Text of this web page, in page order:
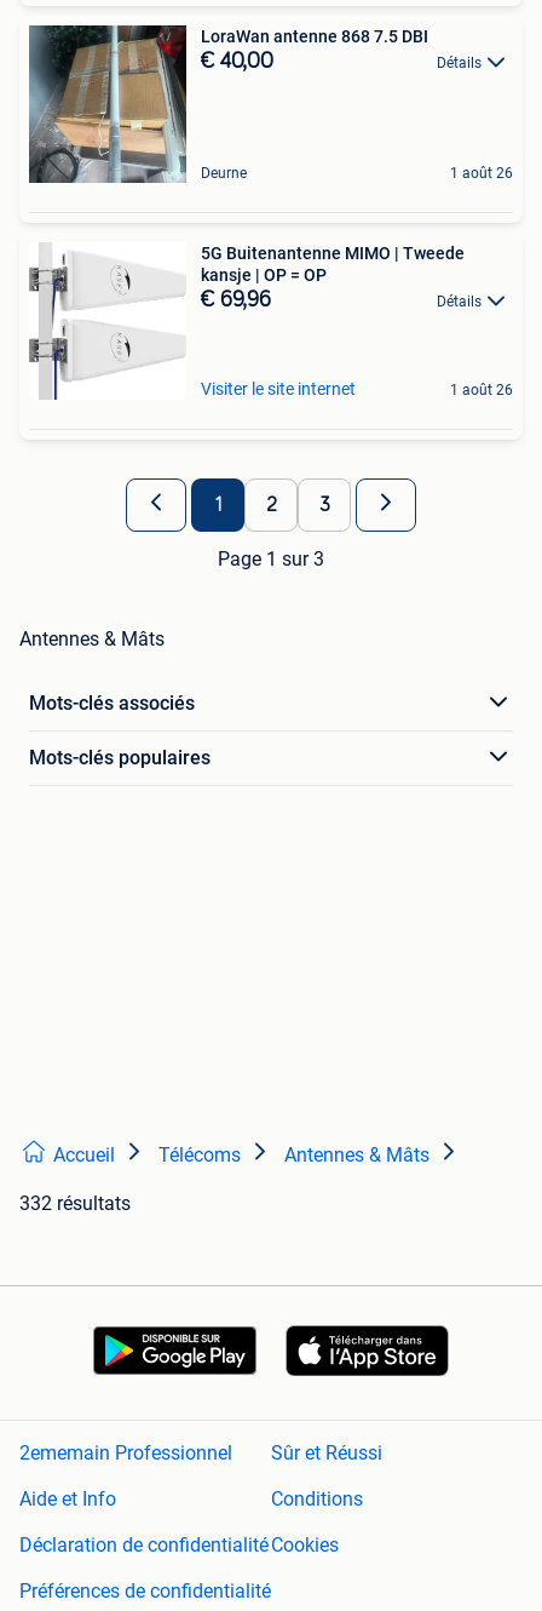
LoraWan antenne 868 7.5 DBI
€ 40,00 Détails
Deurne 1 août 26
5G Buitenantenne MIMO | Tweede
kansje | OP = OP
€ 69,96 Détails
Visiter le site internet 1 août 26
1 2 3
Page 1 sur 3
Antennes & Mâts
Mots-clés associés
Mots-clés populaires
Accueil Télécoms Antennes & Mâts
332 résultats
2ememain Professionnel
Sûr et Réussi
Aide et Info
Conditions
Déclaration de confidentialitéCookies
Préférences de confidentialité